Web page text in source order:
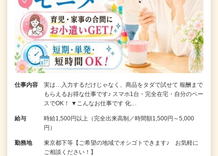
仕事内容
実は…入力するだけじゃなく、商品をタダで試せて 報酬まで
もらえるお得な仕事です♪ スマホ1台・完全在宅・自分のペー
スでOK！ ▼こんなお仕事です 化…
給与
時給1,500円以上（完全出来高制／時間額1,500円～5,000
円）
勤務地
東京都下等【ご希望の地域でオシゴトできます♪ お気軽に
ご相談ください！】